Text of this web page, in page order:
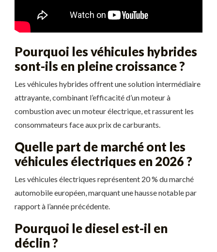
Pourquoi les véhicules hybrides
sont-ils en pleine croissance ?
Les véhicules hybrides offrent une solution intermédiaire
attrayante, combinant l’efficacité d’un moteur à
combustion avec un moteur électrique, et rassurent les
consommateurs face aux prix de carburants.
Quelle part de marché ont les
véhicules électriques en 2026 ?
Les véhicules électriques représentent 20 % du marché
automobile européen, marquant une hausse notable par
rapport à l’année précédente.
Pourquoi le diesel est-il en
déclin ?